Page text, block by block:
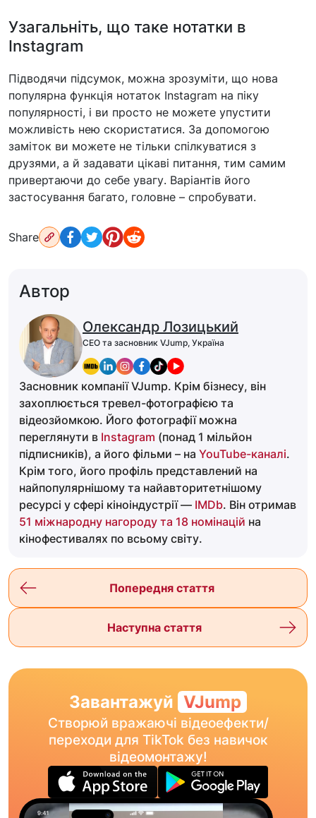
Узагальніть, що таке нотатки в
Instagram
Підводячи підсумок, можна зрозуміти, що нова
популярна функція нотаток Instagram на піку
популярності, і ви просто не можете упустити
можливість нею скористатися. За допомогою
заміток ви можете не тільки спілкуватися з
друзями, а й задавати цікаві питання, тим самим
привертаючи до себе увагу. Варіантів його
застосування багато, головне – спробувати.
Share
Автор
Олександр Лозицький
CEO та засновник VJump, Україна
Засновник компанії VJump. Крім бізнесу, він
захоплюється тревел-фотографією та
відеозйомкою. Його фотографії можна
переглянути в Instagram (понад 1 мільйон
підписників), а його фільми – на YouTube-каналі.
Крім того, його профіль представлений на
найпопулярнішому та найавторитетнішому
ресурсі у сфері кіноіндустрії — IMDb. Він отримав
51 міжнародну нагороду та 18 номінацій на
кінофестивалях по всьому світу.
Попередня стаття
Наступна стаття
Завантажуй VJump
Створюй вражаючі відеоефекти/
переходи для TikTok без навичок
відеомонтажу!